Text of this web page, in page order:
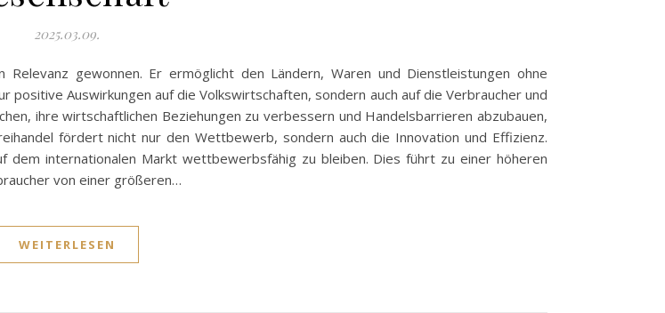
2025.03.09.
gewonnen. Er ermöglicht den Ländern, Waren und Dienstleistungen ohne
positive Auswirkungen auf die Volkswirtschaften, sondern auch auf die Verbraucher und
ihre wirtschaftlichen Beziehungen zu verbessern und Handelsbarrieren abzubauen,
fördert nicht nur den Wettbewerb, sondern auch die Innovation und Effizienz.
dem internationalen Markt wettbewerbsfähig zu bleiben. Dies führt zu einer höheren
von einer größeren…
WEITERLESEN